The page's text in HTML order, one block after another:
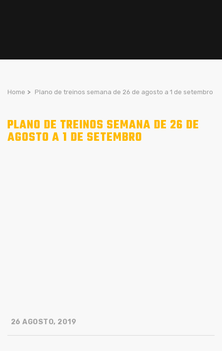
Home > Plano de treinos semana de 26 de agosto a 1 de setembro
PLANO DE TREINOS SEMANA DE 26 DE
AGOSTO A 1 DE SETEMBRO
26 AGOSTO, 2019